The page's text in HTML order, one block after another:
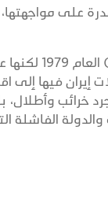
على
لطالما تعهدت إيران بـ
فيها إلى
خرائب وأطلال،
الفاشلة